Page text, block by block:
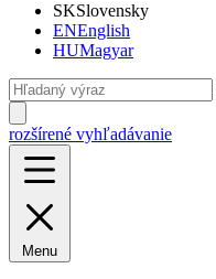
SKSlovensky
ENEnglish
HUMagyar
rozšírené vyhľadávanie
Menu